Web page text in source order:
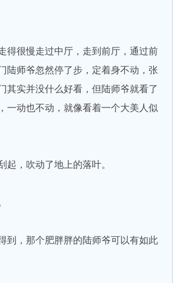
得很慢走过中厅，走到前厅，通过前
陆师爷忽然停了步，定着身不动，张
其实并没什么好看，但陆师爷就看了
一动也不动，就像看着一个大美人似
起，吹动了地上的落叶。
到，那个肥胖胖的陆师爷可以有如此